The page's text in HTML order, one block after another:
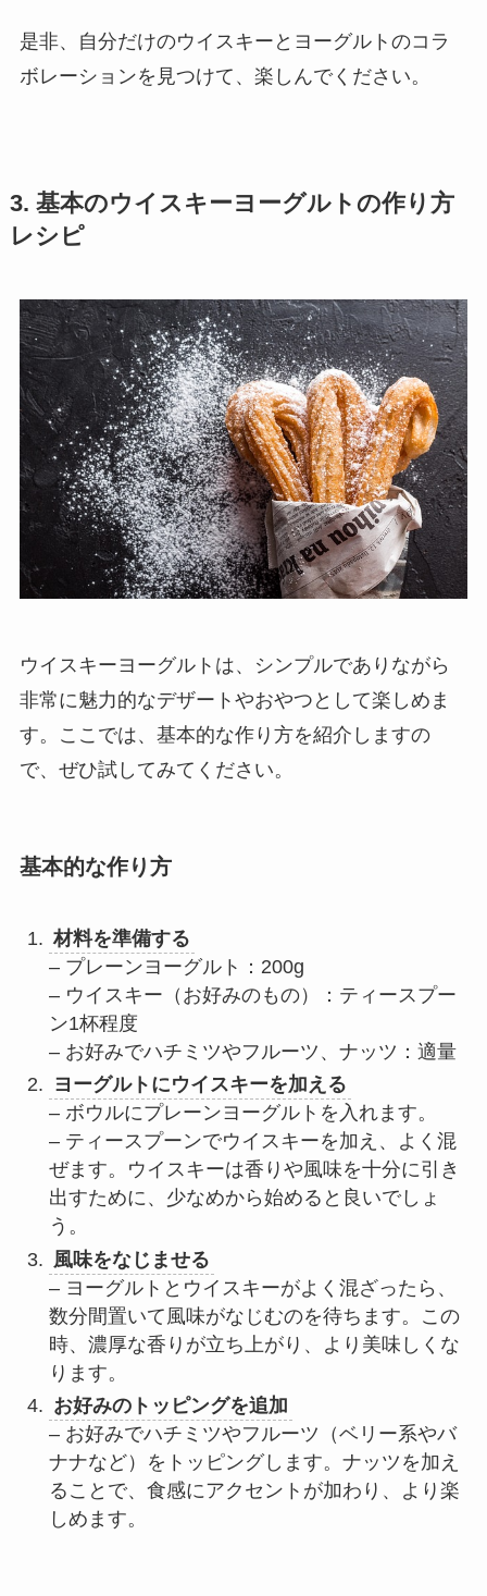
是非、自分だけのウイスキーとヨーグルトのコラ
ボレーションを見つけて、楽しんでください。
3. 基本のウイスキーヨーグルトの作り方
レシピ
ウイスキーヨーグルトは、シンプルでありながら
非常に魅力的なデザートやおやつとして楽しめま
す。ここでは、基本的な作り方を紹介しますの
で、ぜひ試してみてください。
基本的な作り方
材料を準備する
– プレーンヨーグルト：200g
– ウイスキー（お好みのもの）：ティースプー
ン1杯程度
– お好みでハチミツやフルーツ、ナッツ：適量
ヨーグルトにウイスキーを加える
– ボウルにプレーンヨーグルトを入れます。
– ティースプーンでウイスキーを加え、よく混
ぜます。ウイスキーは香りや風味を十分に引き
出すために、少なめから始めると良いでしょ
う。
風味をなじませる
– ヨーグルトとウイスキーがよく混ざったら、
数分間置いて風味がなじむのを待ちます。この
時、濃厚な香りが立ち上がり、より美味しくな
ります。
お好みのトッピングを追加
– お好みでハチミツやフルーツ（ベリー系やバ
ナナなど）をトッピングします。ナッツを加え
ることで、食感にアクセントが加わり、より楽
しめます。